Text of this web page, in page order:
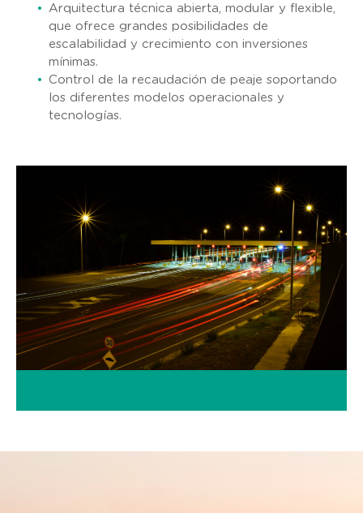
Arquitectura técnica abierta, modular y flexible,
que ofrece grandes posibilidades de
escalabilidad y crecimiento con inversiones
mínimas.
Control de la recaudación de peaje soportando
los diferentes modelos operacionales y
tecnologías.